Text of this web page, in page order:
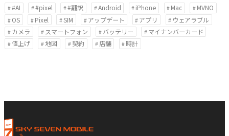
#AI #pixel #翻訳 Android iPhone Mac
MVNO
OS
Pixel SIM アップデート アプリ
ウェアラブル
カメラ
スマートフォン バッテリー
マイナンバーカード
値上げ
地図 契約 店舗 時計